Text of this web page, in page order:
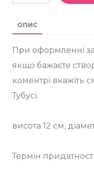
ОПИС
При оформленні
якщо бажаєте
коментрі вкажіть
Тубусі.
висота 12 см,
Термін